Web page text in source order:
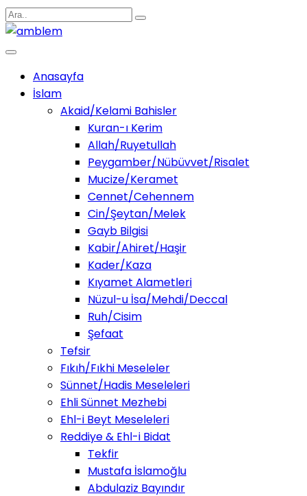
Anasayfa
İslam
Akaid/Kelami Bahisler
Kuran-ı Kerim
Allah/Ruyetullah
Peygamber/Nübüvvet/Risalet
Mucize/Keramet
Cennet/Cehennem
Cin/Şeytan/Melek
Gayb Bilgisi
Kabir/Ahiret/Haşir
Kader/Kaza
Kıyamet Alametleri
Nüzul-u İsa/Mehdi/Deccal
Ruh/Cisim
Şefaat
Tefsir
Fıkıh/Fıkhi Meseleler
Sünnet/Hadis Meseleleri
Ehli Sünnet Mezhebi
Ehl-i Beyt Meseleleri
Reddiye & Ehl-i Bidat
Tekfir
Mustafa İslamoğlu
Abdulaziz Bayındır